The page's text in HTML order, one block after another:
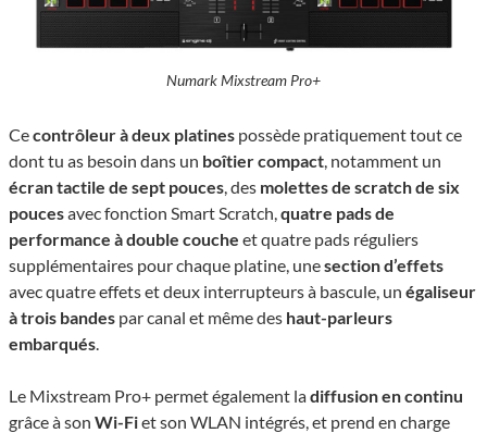
Numark Mixstream Pro+
Cecontrôleur à deux platines possède pratiquement tout ce
dont tu as besoin dans un boîtier compact, notamment un
écran tactile de sept pouces, des molettes de scratch de six
poucesavec fonction Smart Scratch,quatre pads de
performance à double couche et quatre pads réguliers
supplémentaires pour chaque platine, unesection d’effets
avec quatre effets et deux interrupteurs à bascule, un égaliseur
à trois bandes par canal et même des haut-parleurs
embarqués.
Le Mixstream Pro+ permet également ladiffusion en continu
grâce à son Wi-Fiet son WLAN intégrés, et prend en charge